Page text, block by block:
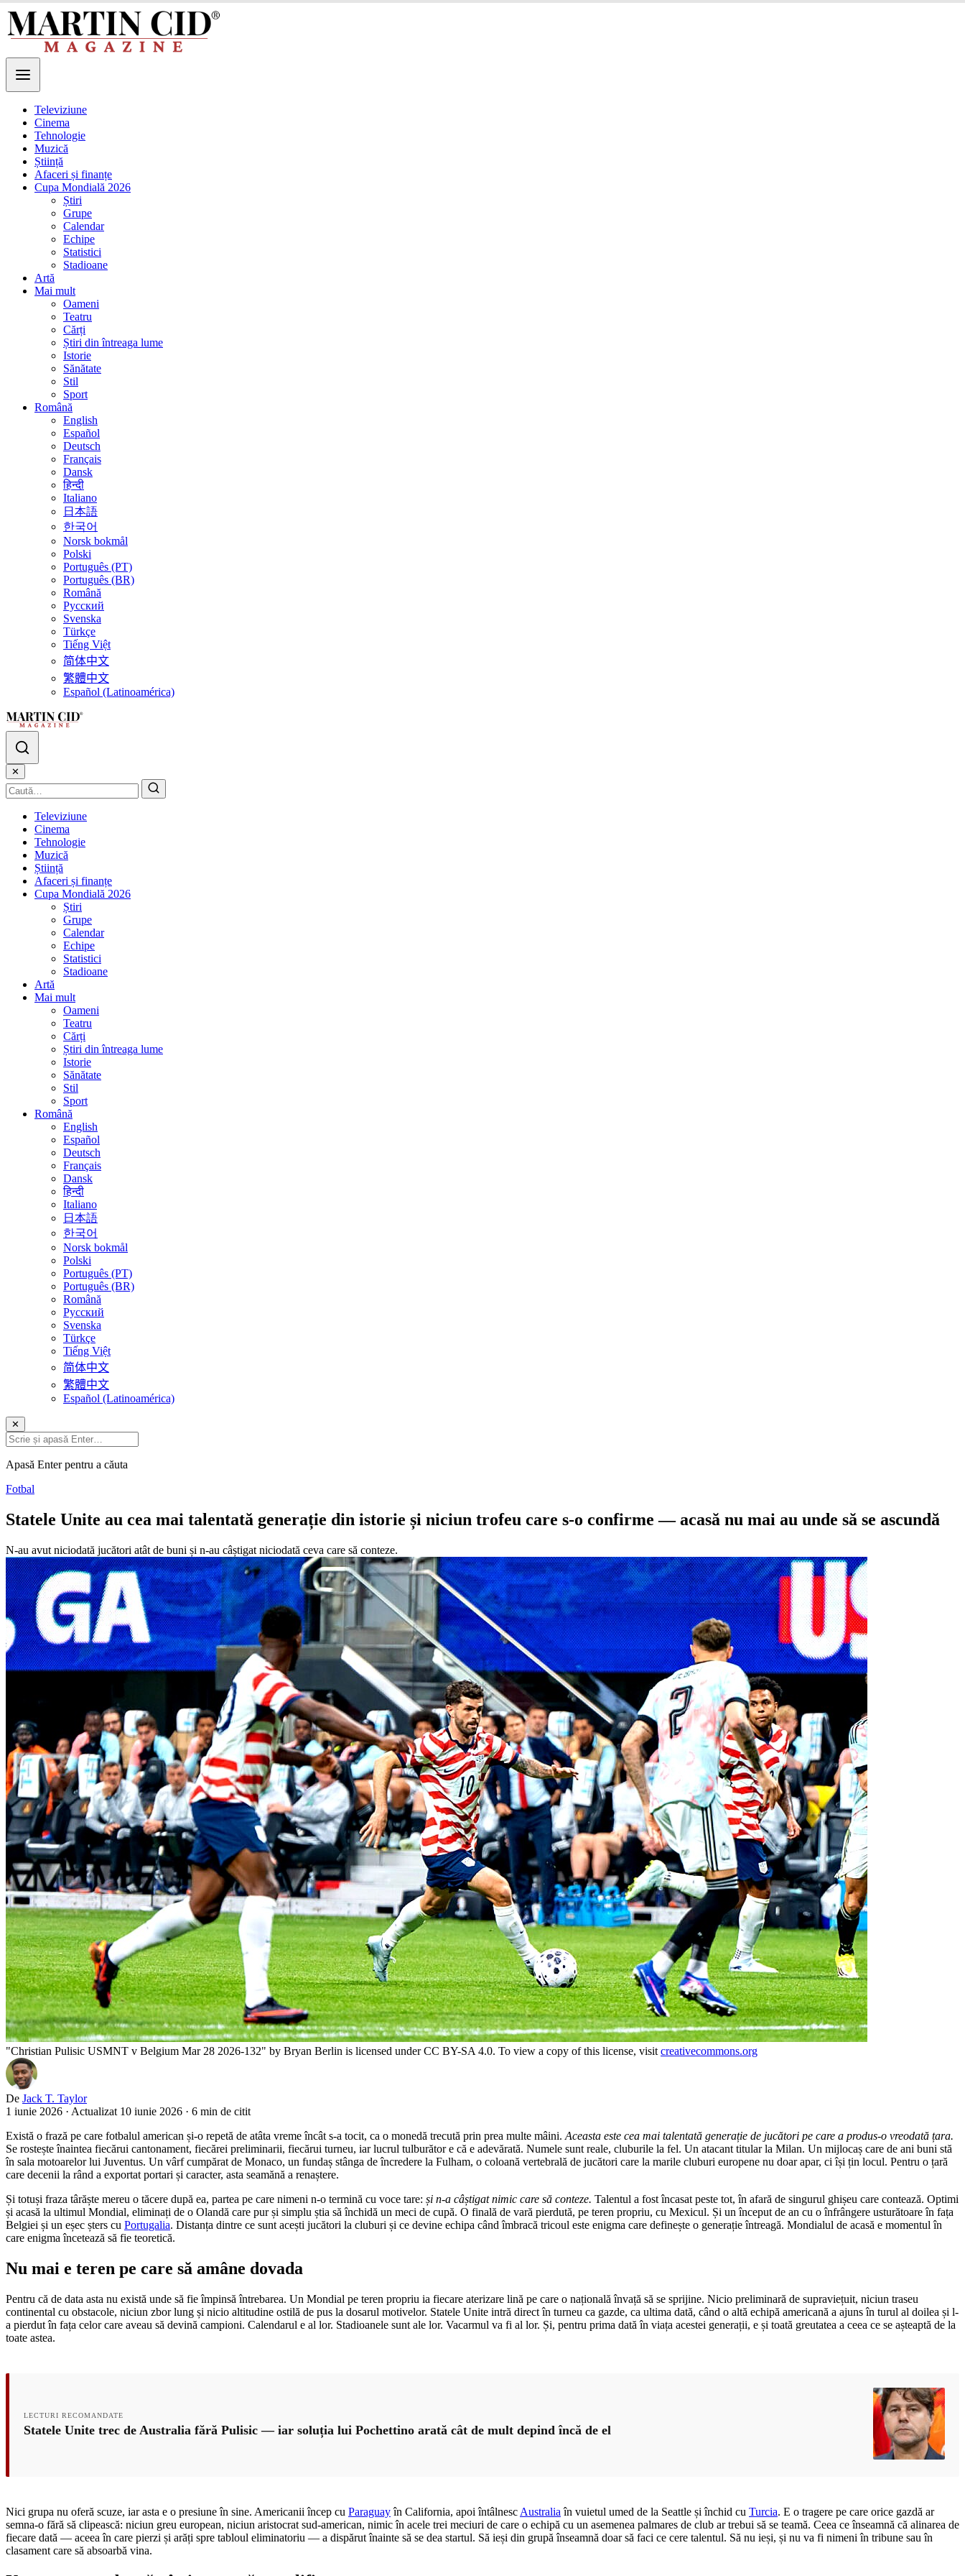
Televiziune
Cinema
Tehnologie
Muzică
Știință
Afaceri și finanțe
Cupa Mondială 2026
Știri
Grupe
Calendar
Echipe
Statistici
Stadioane
Artă
Mai mult
Oameni
Teatru
Cărți
Știri din întreaga lume
Istorie
Sănătate
Stil
Sport
Română
English
Español
Deutsch
Français
Dansk
हिन्दी
Italiano
日本語
한국어
Norsk bokmål
Polski
Português (PT)
Português (BR)
Română
Русский
Svenska
Türkçe
Tiếng Việt
简体中文
繁體中文
Español (Latinoamérica)
✕
Televiziune
Cinema
Tehnologie
Muzică
Știință
Afaceri și finanțe
Cupa Mondială 2026
Știri
Grupe
Calendar
Echipe
Statistici
Stadioane
Artă
Mai mult
Oameni
Teatru
Cărți
Știri din întreaga lume
Istorie
Sănătate
Stil
Sport
Română
English
Español
Deutsch
Français
Dansk
हिन्दी
Italiano
日本語
한국어
Norsk bokmål
Polski
Português (PT)
Português (BR)
Română
Русский
Svenska
Türkçe
Tiếng Việt
简体中文
繁體中文
Español (Latinoamérica)
✕
Apasă Enter pentru a căuta
Fotbal
Statele Unite au cea mai talentată generație din istorie și niciun trofeu care s-o confirme — acasă nu mai au unde să se ascundă
N-au avut niciodată jucători atât de buni și n-au câștigat niciodată ceva care să conteze.
"Christian Pulisic USMNT v Belgium Mar 28 2026-132" by Bryan Berlin is licensed under CC BY-SA 4.0. To view a copy of this license, visit creativecommons.org
De Jack T. Taylor
1 iunie 2026 · Actualizat 10 iunie 2026 · 6 min de citit
Există o frază pe care fotbalul american și-o repetă de atâta vreme încât s-a tocit, ca o monedă trecută prin prea multe mâini. Aceasta este cea mai talentată generație de jucători pe care a produs-o vreodată țara.
Se rostește înaintea fiecărui cantonament, fiecărei preliminarii, fiecărui turneu, iar lucrul tulburător e că e adevărată. Numele sunt reale, cluburile la fel. Un atacant titular la Milan. Un mijlocaș care de ani buni stă
în sala motoarelor lui Juventus. Un vârf cumpărat de Monaco, un fundaș stânga de încredere la Fulham, o coloană vertebrală de jucători care la marile cluburi europene nu doar apar, ci își țin locul. Pentru o țară
care decenii la rând a exportat portari și caracter, asta seamănă a renaștere.
Și totuși fraza târăște mereu o tăcere după ea, partea pe care nimeni n-o termină cu voce tare: și n-a câștigat nimic care să conteze. Talentul a fost încasat peste tot, în afară de singurul ghișeu care contează. Optimi
și acasă la ultimul Mondial, eliminați de o Olandă care pur și simplu știa să închidă un meci de cupă. O finală de vară pierdută, pe teren propriu, cu Mexicul. Și un început de an cu o înfrângere usturătoare în fața
Belgiei și un eșec șters cu Portugalia. Distanța dintre ce sunt acești jucători la cluburi și ce devine echipa când îmbracă tricoul este enigma care definește o generație întreagă. Mondialul de acasă e momentul în
care enigma încetează să fie teoretică.
Nu mai e teren pe care să amâne dovada
Pentru că de data asta nu există unde să fie împinsă întrebarea. Un Mondial pe teren propriu ia fiecare aterizare lină pe care o națională învață să se sprijine. Nicio preliminară de supraviețuit, niciun traseu
continental cu obstacole, niciun zbor lung și nicio altitudine ostilă de pus la dosarul motivelor. Statele Unite intră direct în turneu ca gazde, ca ultima dată, când o altă echipă americană a ajuns în turul al doilea și l-
a pierdut în fața celor care aveau să devină campioni. Calendarul e al lor. Stadioanele sunt ale lor. Vacarmul va fi al lor. Și, pentru prima dată în viața acestei generații, e și toată greutatea a ceea ce se așteaptă de la
toate astea.
LECTURI RECOMANDATE
Statele Unite trec de Australia fără Pulisic — iar soluția lui Pochettino arată cât de mult depind încă de el
Nici grupa nu oferă scuze, iar asta e o presiune în sine. Americanii încep cu Paraguayîn California, apoi întâlnesc Australia în vuietul umed de la Seattle și închid cu Turcia. E o tragere pe care orice gazdă ar
semna-o fără să clipească: niciun greu european, niciun aristocrat sud-american, nimic în acele trei meciuri de care o echipă cu un asemenea palmares de club ar trebui să se teamă. Ceea ce înseamnă că alinarea de
fiecare dată — aceea în care pierzi și arăți spre tabloul eliminatoriu — a dispărut înainte să se dea startul. Să ieși din grupă înseamnă doar să faci ce cere talentul. Să nu ieși, și nu va fi nimeni în tribune sau în
clasament care să absoarbă vina.